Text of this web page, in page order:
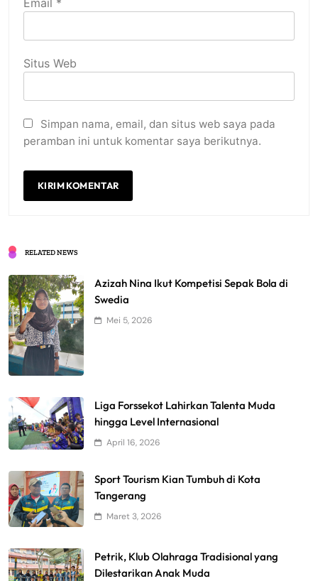
Email *
Situs Web
Simpan nama, email, dan situs web saya pada
peramban ini untuk komentar saya berikutnya.
RELATED NEWS
Azizah Nina Ikut Kompetisi Sepak Bola di
Swedia
Mei 5, 2026
Liga Forssekot Lahirkan Talenta Muda
hingga Level Internasional
April 16, 2026
Sport Tourism Kian Tumbuh di Kota
Tangerang
Maret 3, 2026
Petrik, Klub Olahraga Tradisional yang
Dilestarikan Anak Muda